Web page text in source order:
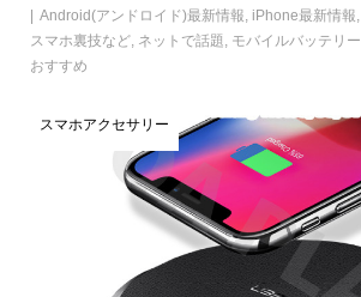
Android(アンドロイド)最新情報, iPhone最新情報,
スマホ裏技など, ネットで話題, モバイルバッテリー
おすすめ
スマホアクセサリー